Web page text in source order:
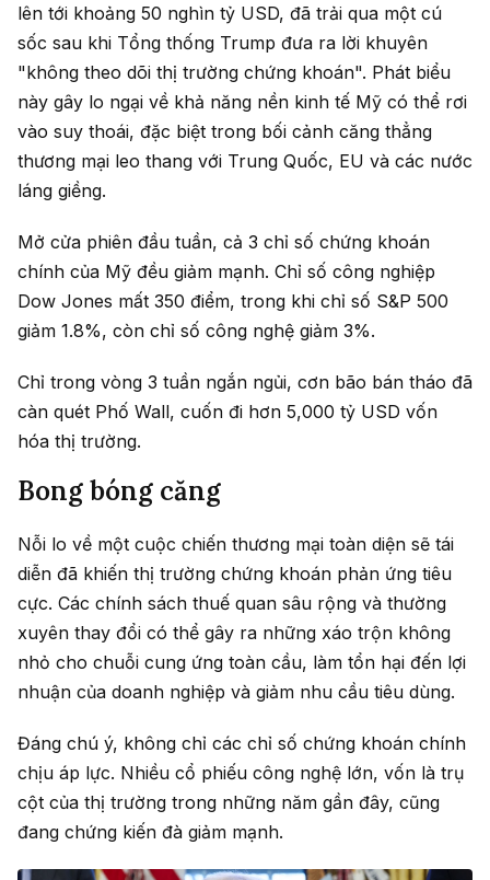
lên tới khoảng 50 nghìn tỷ USD, đã trải qua một cú
sốc sau khi Tổng thống Trump đưa ra lời khuyên
"không theo dõi thị trường chứng khoán". Phát biểu
này gây lo ngại về khả năng nền kinh tế Mỹ có thể rơi
vào suy thoái, đặc biệt trong bối cảnh căng thẳng
thương mại leo thang với Trung Quốc, EU và các nước
láng giềng.
Mở cửa phiên đầu tuần, cả 3 chỉ số chứng khoán
chính của Mỹ đều giảm mạnh. Chỉ số công nghiệp
Dow Jones mất 350 điểm, trong khi chỉ số S&P 500
giảm 1.8%, còn chỉ số công nghệ giảm 3%.
Chỉ trong vòng 3 tuần ngắn ngủi, cơn bão bán tháo đã
càn quét Phố Wall, cuốn đi hơn 5,000 tỷ USD vốn
hóa thị trường.
Bong bóng căng
Nỗi lo về một cuộc chiến thương mại toàn diện sẽ tái
diễn đã khiến thị trường chứng khoán phản ứng tiêu
cực. Các chính sách thuế quan sâu rộng và thường
xuyên thay đổi có thể gây ra những xáo trộn không
nhỏ cho chuỗi cung ứng toàn cầu, làm tổn hại đến lợi
nhuận của doanh nghiệp và giảm nhu cầu tiêu dùng.
Đáng chú ý, không chỉ các chỉ số chứng khoán chính
chịu áp lực. Nhiều cổ phiếu công nghệ lớn, vốn là trụ
cột của thị trường trong những năm gần đây, cũng
đang chứng kiến đà giảm mạnh.